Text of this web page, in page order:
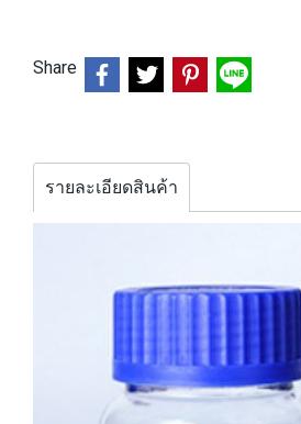
Share
รายละเอียดสินค้า